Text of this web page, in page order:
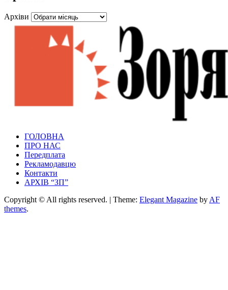
Архіви
Зоря Полтавщини
Зоря Полтавщини
ГОЛОВНА
ПРО НАС
Передплата
Рекламодавцю
Контакти
АРХІВ “ЗП”
Copyright © All rights reserved. | Theme: Elegant Magazine by AF
themes.